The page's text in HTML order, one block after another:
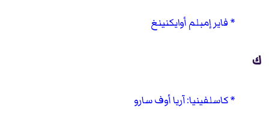
فاير إمبلم أوايكنينغ
ك
كاسلفينيا: آريا أوف سارو